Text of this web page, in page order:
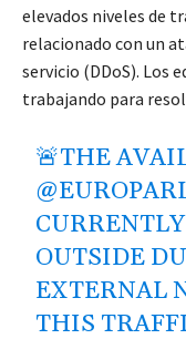
elevados niveles de
relacionado con un
servicio (DDoS). Los
trabajando para
🚨THE
OUTSIDE
EXTERNAL
THIS